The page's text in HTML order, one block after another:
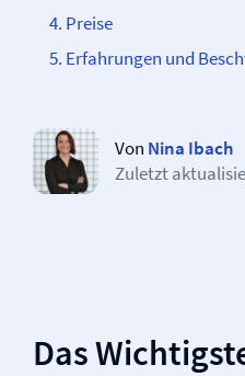
Preise
Erfahrungen und
Von Nina Ibach
Zuletzt
Das